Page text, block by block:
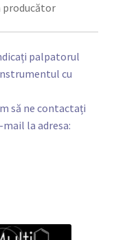
producător
palpatorul
cu
să ne contactați
la adresa: